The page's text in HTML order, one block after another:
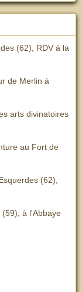
(62), RDV à la
de Merlin à
arts divinatoires
au Fort de
(62),
(59), à l'Abbaye